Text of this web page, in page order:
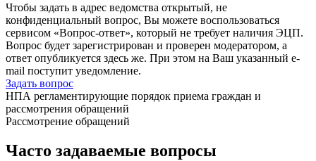
Чтобы задать в адрес ведомства открытый, не
конфиденциальный вопрос, Вы можете воспользоваться
сервисом «Вопрос-ответ», который не требует наличия ЭЦП.
Вопрос будет зарегистрирован и проверен модератором, а
ответ опубликуется здесь же. При этом на Ваш указанный e-
mail поступит уведомление.
Задать вопрос
НПА регламентирующие порядок приема граждан и
рассмотрения обращений
Рассмотрение обращений
Часто задаваемые вопросы